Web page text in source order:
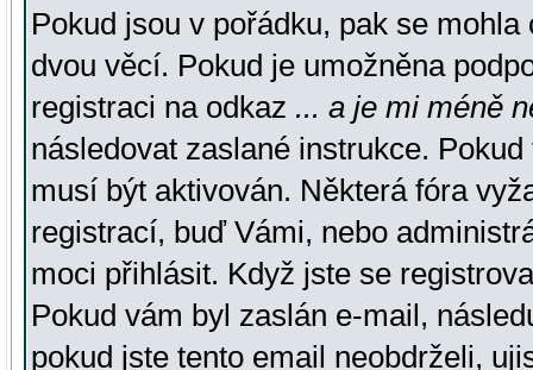
Pokud jsou v pořádku, pak se
dvou věcí. Pokud je umožněna
registraci na odkaz ... a je mi méně
následovat zaslané instrukce.
musí být aktivován. Některá fóra
registrací, buď Vámi, nebo
moci přihlásit. Když jste se
Pokud vám byl zaslán e-mail,
pokud jste tento email neobdrželi,